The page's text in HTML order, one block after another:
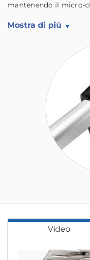
mantenendo il micro-
Mostra di più
Video